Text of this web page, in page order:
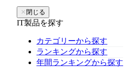
✕ 閉じる
IT製品を探す
カテゴリーから探す
ランキングから探す
年間ランキングから探す